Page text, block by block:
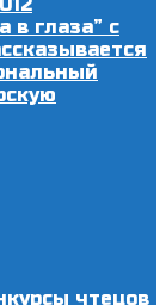
в глаза” с
чтецов